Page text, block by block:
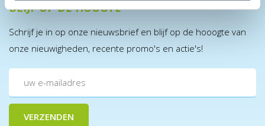
BLIJF OP DE HOOGTE
Schrijf je in op onze nieuwsbrief en blijf op de hooogte van
onze nieuwigheden, recente promo's en actie's!